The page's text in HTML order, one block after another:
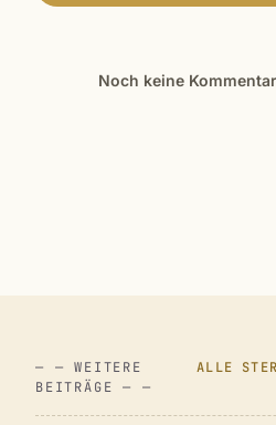
Noch keine
— — WEITERE
BEITRÄGE — —
ALLE